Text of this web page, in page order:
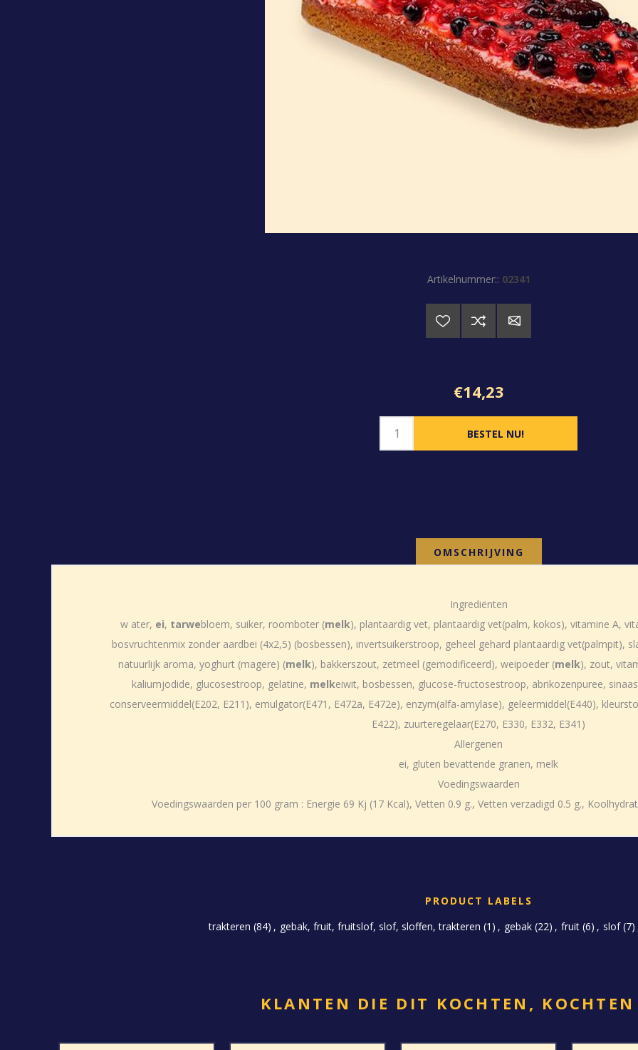
Artikelnummer:: 02341
€14,23
OMSCHRIJVING
Ingrediënten
w ater, ei, tarwebloem, suiker, roomboter (melk), plantaardig vet, plantaardig vet(palm, kokos), vitamine A,
bosvruchtenmix zonder aardbei (4x2,5) (bosbessen), invertsuikerstroop, geheel gehard plantaardig vet(palmpit),
natuurlijk aroma, yoghurt (magere) (melk), bakkerszout, zetmeel (gemodificeerd), weipoeder (melk), zout,
kaliumjodide, glucosestroop, gelatine, melkeiwit, bosbessen, glucose-fructosestroop, abrikozenpuree,
conserveermiddel(E202, E211), emulgator(E471, E472a, E472e), enzym(alfa-amylase), geleermiddel(E440),
E422), zuurteregelaar(E270, E330, E332, E341)
Allergenen
ei, gluten bevattende granen, melk
Voedingswaarden
Voedingswaarden per 100 gram : Energie 69 Kj (17 Kcal), Vetten 0.9 g., Vetten verzadigd 0.5 g.,
PRODUCT LABELS
trakteren (84) , gebak, fruit, fruitslof, slof, sloffen, trakteren (1) , gebak (22) , fruit (6) , slof (7)
KLANTEN DIE DIT KOCHTEN,